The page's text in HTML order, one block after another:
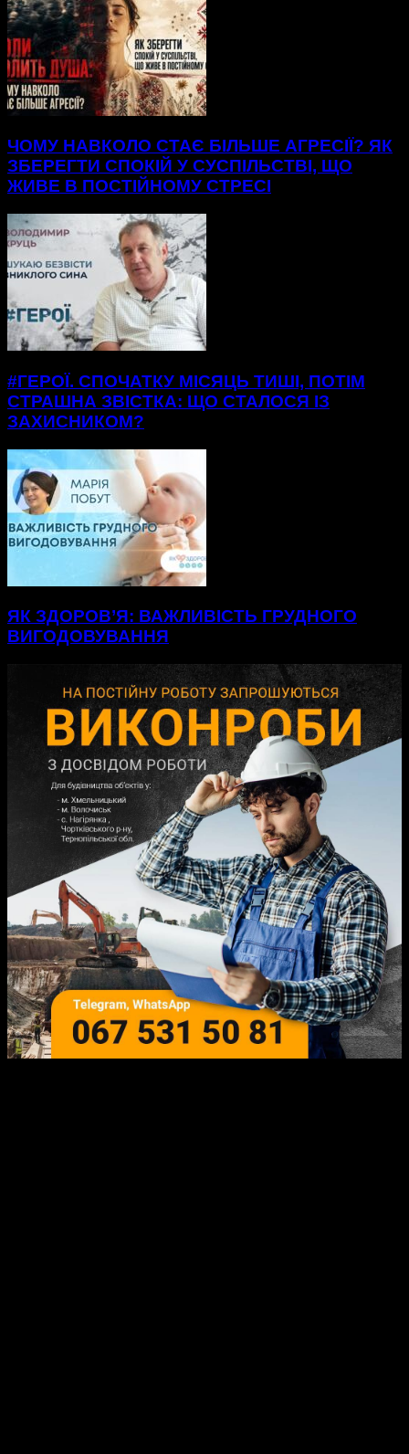
ЧОМУ НАВКОЛО СТАЄ БІЛЬШЕ АГРЕСІЇ? ЯК
ЗБЕРЕГТИ СПОКІЙ У СУСПІЛЬСТВІ, ЩО
ЖИВЕ В ПОСТІЙНОМУ СТРЕСІ
#ГЕРОЇ. СПОЧАТКУ МІСЯЦЬ ТИШІ, ПОТІМ
СТРАШНА ЗВІСТКА: ЩО СТАЛОСЯ ІЗ
ЗАХИСНИКОМ?
ЯК ЗДОРОВ’Я: ВАЖЛИВІСТЬ ГРУДНОГО
ВИГОДОВУВАННЯ